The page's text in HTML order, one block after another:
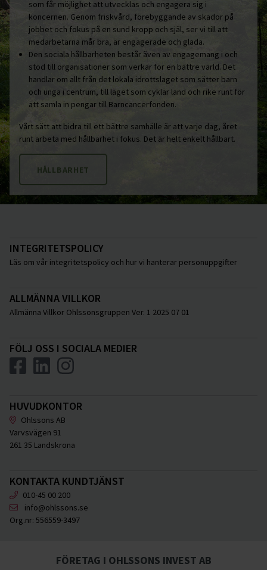
som får möjlighet att utvecklas och engagera sig i
koncernen. Genom friskvård, förebyggande av skador på
jobbet och fokus på en sund kropp och själ, ser vi till att
medarbetarna mår bra, är engagerade och glada.
Den sociala hållbarheten består även av engagemang i och
stöd till organisationer som verkar för en bättre värld. Det
handlar om allt från det lokala idrottslaget som sätter barn
och unga i centrum, till laget som cyklar land och rike runt för
att samla in pengar till Barncancerfonden.
Vårt sätt att bidra till ett bättre samhälle är att varje dag, året
runt arbeta med hållbarhet i fokus. Det är helt enkelt hållbart.
HÅLLBARHET
INTEGRITETSPOLICY
Läs om vår integritetspolicy och hur vi hanterar personuppgifter
ALLMÄNNA VILLKOR
Allmänna Villkor Ohlssonsgruppen Ver. 1 2025 07 01
FÖLJ OSS I SOCIALA MEDIER
HUVUDKONTOR
Ohlssons AB
Varvsvägen 91
261 35 Landskrona
KONTAKTA KUNDTJÄNST
010-45 00 200
info@ohlssons.se
Org.nr: 556559-3497
FÖRETAG I OHLSSONS INVEST AB